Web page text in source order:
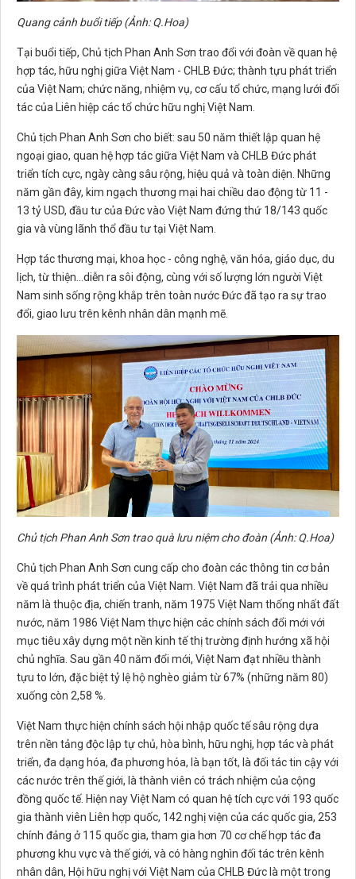
Quang cảnh buổi tiếp (Ảnh: Q.Hoa)
Tại buổi tiếp, Chủ tịch Phan Anh Sơn trao đổi với đoàn về quan hệ
hợp tác, hữu nghị giữa Việt Nam - CHLB Đức; thành tựu phát triển
của Việt Nam; chức năng, nhiệm vụ, cơ cấu tổ chức, mạng lưới đối
tác của Liên hiệp các tổ chức hữu nghị Việt Nam.
Chủ tịch Phan Anh Sơn cho biết: sau 50 năm thiết lập quan hệ
ngoại giao, quan hệ hợp tác giữa Việt Nam và CHLB Đức phát
triển tích cực, ngày càng sâu rộng, hiệu quả và toàn diện. Những
năm gần đây, kim ngạch thương mại hai chiều dao động từ 11 -
13 tỷ USD, đầu tư của Đức vào Việt Nam đứng thứ 18/143 quốc
gia và vùng lãnh thổ đầu tư tại Việt Nam.
Hợp tác thương mại, khoa học - công nghệ, văn hóa, giáo dục, du
lịch, từ thiện…diễn ra sôi động, cùng với số lượng lớn người Việt
Nam sinh sống rộng khắp trên toàn nước Đức đã tạo ra sự trao
đổi, giao lưu trên kênh nhân dân mạnh mẽ.
Chủ tịch Phan Anh Sơn trao quà lưu niệm cho đoàn (Ảnh: Q.Hoa)
Chủ tịch Phan Anh Sơn cung cấp cho đoàn các thông tin cơ bản
về quá trình phát triển của Việt Nam. Việt Nam đã trải qua nhiều
năm là thuộc địa, chiến tranh, năm 1975 Việt Nam thống nhất đất
nước, năm 1986 Việt Nam thực hiện các chính sách đổi mới với
mục tiêu xây dựng một nền kinh tế thị trường định hướng xã hội
chủ nghĩa. Sau gần 40 năm đổi mới, Việt Nam đạt nhiều thành
tựu to lớn, đặc biệt tỷ lệ hộ nghèo giảm từ 67% (những năm 80)
xuống còn 2,58 %.
Việt Nam thực hiện chính sách hội nhập quốc tế sâu rộng dựa
trên nền tảng độc lập tự chủ, hòa bình, hữu nghị, hợp tác và phát
triển, đa dạng hóa, đa phương hóa, là bạn tốt, là đối tác tin cậy với
các nước trên thế giới, là thành viên có trách nhiệm của cộng
đồng quốc tế. Hiện nay Việt Nam có quan hệ tích cực với 193 quốc
gia thành viên Liên hợp quốc, 142 nghị viện của các quốc gia, 253
chính đảng ở 115 quốc gia, tham gia hơn 70 cơ chế hợp tác đa
phương khu vực và thế giới, và có hàng nghìn đối tác trên kênh
nhân dân, Hội hữu nghị với Việt Nam của CHLB Đức là một trong